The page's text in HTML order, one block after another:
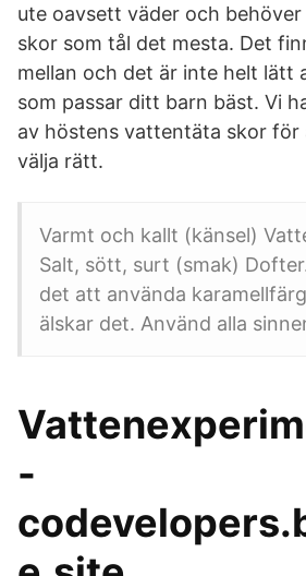
ute oavsett väder och
skor som tål det mesta. Det
mellan och det är inte helt lätt
som passar ditt barn bäst. Vi
av höstens vattentäta skor för
välja rätt.
Varmt och kallt (känsel)
Salt, sött, surt (smak)
det att använda
älskar det. Använd alla
-